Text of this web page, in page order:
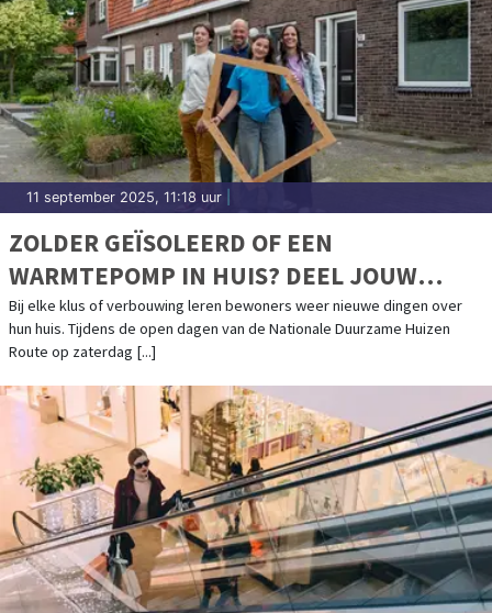
11 september 2025, 11:18 uur
ZOLDER GEÏSOLEERD OF EEN
WARMTEPOMP IN HUIS? DEEL JOUW
ERVARINGEN
Bij elke klus of verbouwing leren bewoners weer nieuwe dingen over
hun huis. Tijdens de open dagen van de Nationale Duurzame Huizen
Route op zaterdag [...]